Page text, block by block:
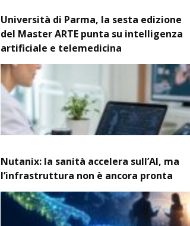
Università di Parma, la sesta edizione
del Master ARTE punta su intelligenza
artificiale e telemedicina
Nutanix: la sanità accelera sull’AI, ma
l’infrastruttura non è ancora pronta